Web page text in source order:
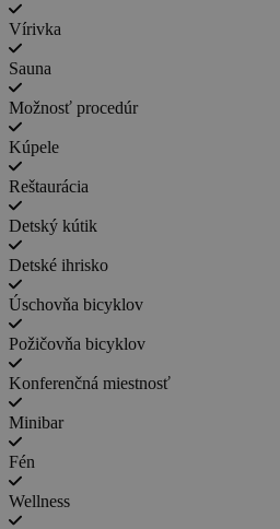
Vírivka
Sauna
Možnosť procedúr
Kúpele
Reštaurácia
Detský kútik
Detské ihrisko
Úschovňa bicyklov
Požičovňa bicyklov
Konferenčná miestnosť
Minibar
Fén
Wellness